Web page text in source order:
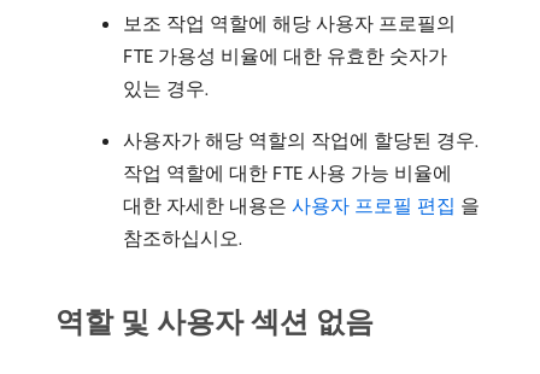
보조 작업 역할에 해당 사용자 프로필의
FTE 가용성 비율에 대한 유효한 숫자가
있는 경우.
사용자가 해당 역할의 작업에 할당된 경우.
작업 역할에 대한 FTE 사용 가능 비율에
대한 자세한 내용은 사용자 프로필 편집 을
참조하십시오.
역할 및 사용자 섹션 없음